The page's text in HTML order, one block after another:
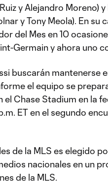
y Alejandro Moreno)
y Tony Meola). En su
del Mes en 10
Germain y ahora uno
buscarán mantenerse
el equipo se
el Chase Stadium en la
ET en el segundo
de la MLS es elegido
nacionales en un
de la MLS.